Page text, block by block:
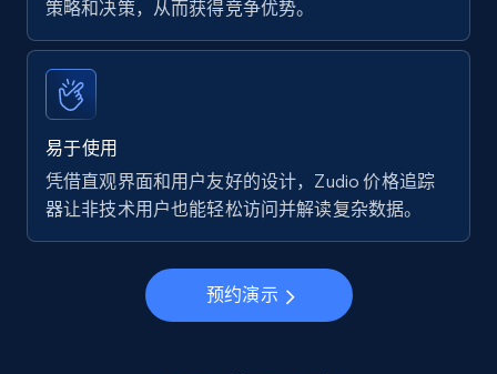
策略和决策，从而获得竞争优势。
易于使用
凭借直观界面和用户友好的设计，Zudio 价格追踪
器让非技术用户也能轻松访问并解读复杂数据。
预约演示